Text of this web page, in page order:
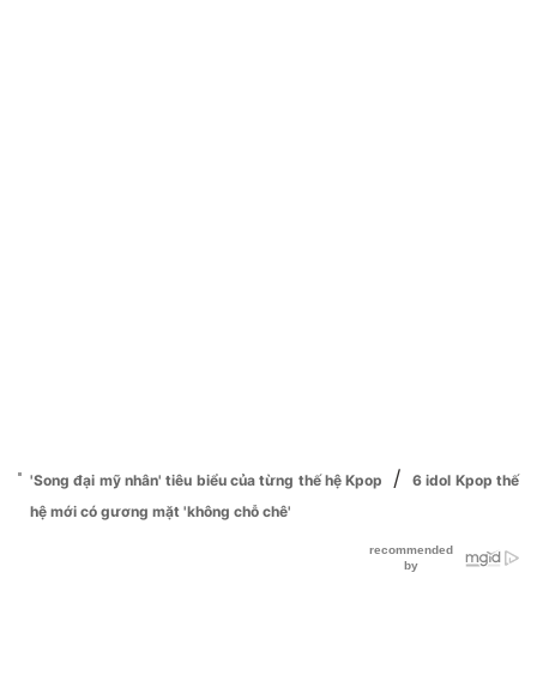
'Song đại mỹ nhân' tiêu biểu của từng thế hệ Kpop /
6 idol Kpop thế
hệ mới có gương mặt 'không chỗ chê'